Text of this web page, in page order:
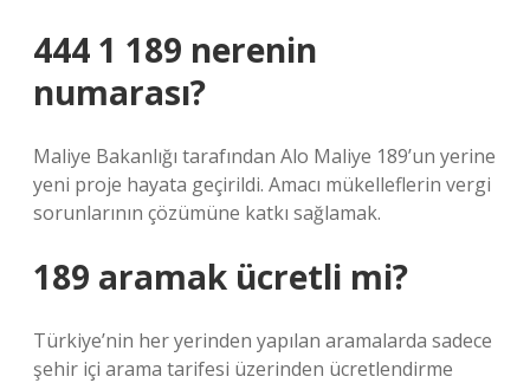
444 1 189 nerenin
numarası?
Maliye Bakanlığı tarafından Alo Maliye 189’un yerine
yeni proje hayata geçirildi. Amacı mükelleflerin vergi
sorunlarının çözümüne katkı sağlamak.
189 aramak ücretli mi?
Türkiye’nin her yerinden yapılan aramalarda sadece
şehir içi arama tarifesi üzerinden ücretlendirme